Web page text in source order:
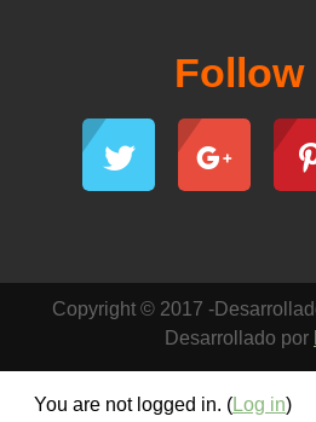
Follow
Copyright © 2017 -
Desarrollado por
You are not logged in. (Log in)